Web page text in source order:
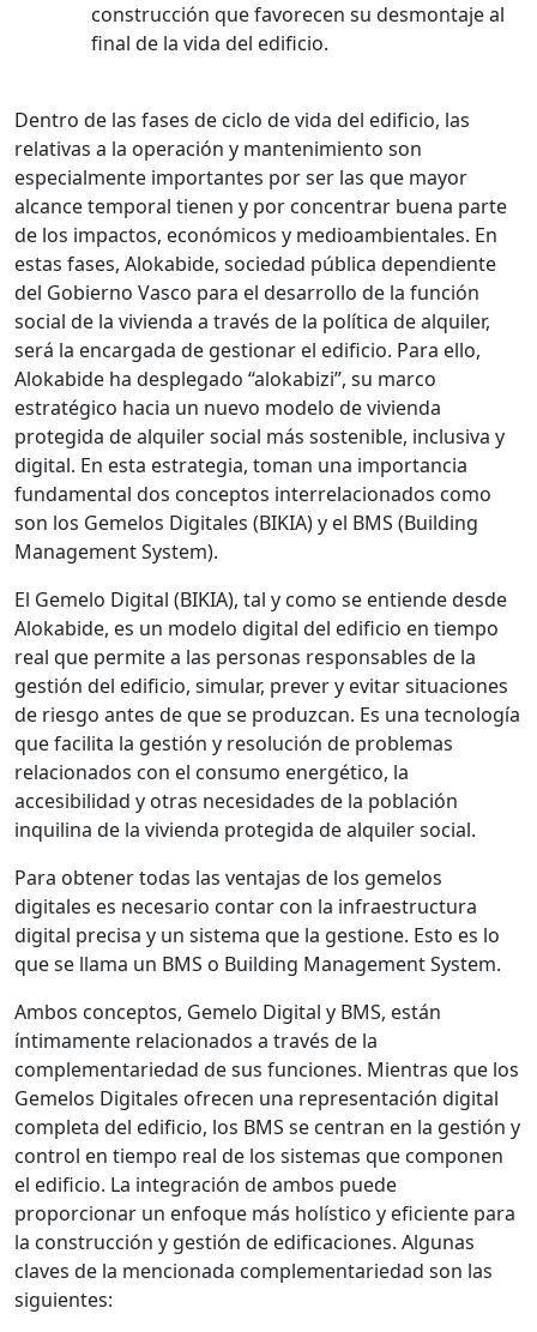
construcción que favorecen su desmontaje al
final de la vida del edificio.
Dentro de las fases de ciclo de vida del edificio, las
relativas a la operación y mantenimiento son
especialmente importantes por ser las que mayor
alcance temporal tienen y por concentrar buena parte
de los impactos, económicos y medioambientales. En
estas fases, Alokabide, sociedad pública dependiente
del Gobierno Vasco para el desarrollo de la función
social de la vivienda a través de la política de alquiler,
será la encargada de gestionar el edificio. Para ello,
Alokabide ha desplegado “alokabizi”, su marco
estratégico hacia un nuevo modelo de vivienda
protegida de alquiler social más sostenible, inclusiva y
digital. En esta estrategia, toman una importancia
fundamental dos conceptos interrelacionados como
son los Gemelos Digitales (BIKIA) y el BMS (Building
Management System).
El Gemelo Digital (BIKIA), tal y como se entiende desde
Alokabide, es un modelo digital del edificio en tiempo
real que permite a las personas responsables de la
gestión del edificio, simular, prever y evitar situaciones
de riesgo antes de que se produzcan. Es una tecnología
que facilita la gestión y resolución de problemas
relacionados con el consumo energético, la
accesibilidad y otras necesidades de la población
inquilina de la vivienda protegida de alquiler social.
Para obtener todas las ventajas de los gemelos
digitales es necesario contar con la infraestructura
digital precisa y un sistema que la gestione. Esto es lo
que se llama un BMS o Building Management System.
Ambos conceptos, Gemelo Digital y BMS, están
íntimamente relacionados a través de la
complementariedad de sus funciones. Mientras que los
Gemelos Digitales ofrecen una representación digital
completa del edificio, los BMS se centran en la gestión y
control en tiempo real de los sistemas que componen
el edificio. La integración de ambos puede
proporcionar un enfoque más holístico y eficiente para
la construcción y gestión de edificaciones. Algunas
claves de la mencionada complementariedad son las
siguientes: